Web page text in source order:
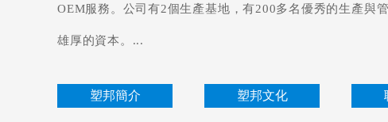
OEM服務。公司有2個生產基地，有200多名優秀的生產與
雄厚的資本。...
塑邦簡介 塑邦文化